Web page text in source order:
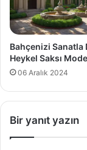
Bahçenizi Sanatla
Heykel Saksı
06 Aralık 2024
Bir yanıt yazın